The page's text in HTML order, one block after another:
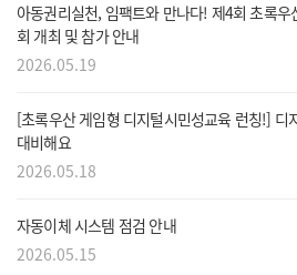
아동권리실천, 임팩트와 만나다! 제4회 초록
회 개최 및 참가 안내
2026.05.19
[초록우산 게임형 디지털시민성교육 런칭!] 디
대비해요
2026.05.18
자동이체 시스템 점검 안내
2026.05.15